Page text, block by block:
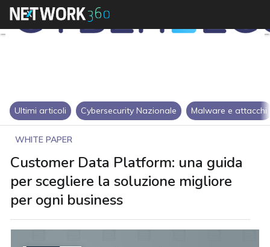
Ultimi articoli Cybersecurity Nazionale Malware e attacchi
WHITE PAPER
Customer Data Platform: una guida
per scegliere la soluzione migliore
per ogni business